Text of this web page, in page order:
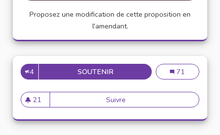
Proposez une modification de cette proposition en
l'amendant.
4 SOUTENIRAPPELLATION PERSONNE
Appellation
71
21
21 abonnés
Suivre Appellation personne